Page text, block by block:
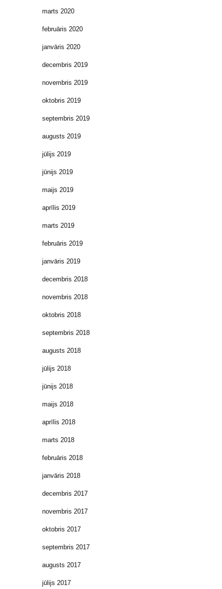
marts 2020
februāris 2020
janvāris 2020
decembris 2019
novembris 2019
oktobris 2019
septembris 2019
augusts 2019
jūlijs 2019
jūnijs 2019
maijs 2019
aprīlis 2019
marts 2019
februāris 2019
janvāris 2019
decembris 2018
novembris 2018
oktobris 2018
septembris 2018
augusts 2018
jūlijs 2018
jūnijs 2018
maijs 2018
aprīlis 2018
marts 2018
februāris 2018
janvāris 2018
decembris 2017
novembris 2017
oktobris 2017
septembris 2017
augusts 2017
jūlijs 2017